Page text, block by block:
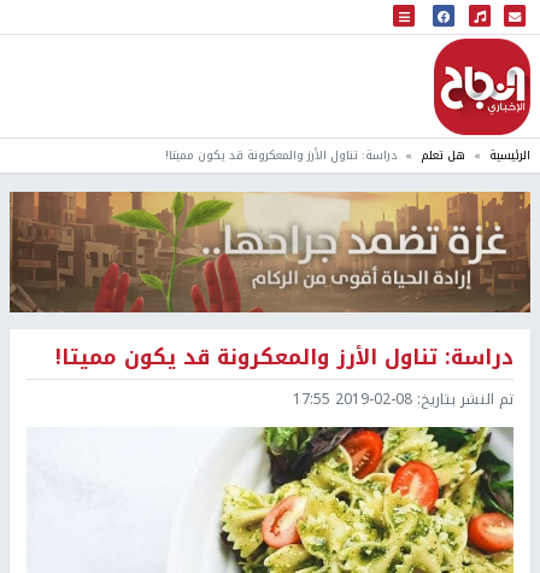
البث المباشر
إذاعة النجاح
الرئيسية هل تعلم دراسة: تناول الأرز والمعكرونة قد يكون مميتا!
دراسة: تناول الأرز والمعكرونة قد يكون مميتا!
تم النشر بتاريخ: 2019-02-08 17:55